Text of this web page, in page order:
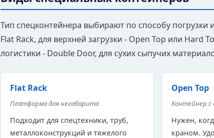
Тип спецконтейнера выбирают по способу погрузки
Flat Rack, для верхней загрузки - Open Top или Hard
логистики - Double Door, для сухих сыпучих
Flat Rack
Платформа для негабарита
Подходит для спецтехники, труб,
металлоконструкций и тяжелого
Open Top
Контейнер
Нужен,
краном.